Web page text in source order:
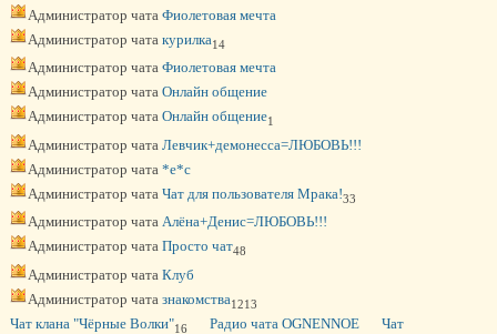
Администратор чата Фиолетовая мечта
Администратор чата курилка14
Администратор чата Фиолетовая мечта
Администратор чата Онлайн общение
Администратор чата Онлайн общение1
Администратор чата Левчик+демонесса=ЛЮБОВЬ!!!
Администратор чата *e*c
Администратор чата Чат для пользователя Мрака!33
Администратор чата Алёна+Денис=ЛЮБОВЬ!!!
Администратор чата Просто чат48
Администратор чата Клуб
Администратор чата знакомства1213
Чат клана "Чёрные Волки"16 Радио чата OGNENNOE
Чат